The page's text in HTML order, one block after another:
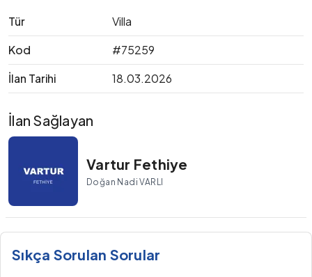
Tür
Villa
Kod
#75259
İlan Tarihi
18.03.2026
İlan Sağlayan
Vartur Fethiye
Doğan Nadi VARLI
Sıkça Sorulan Sorular